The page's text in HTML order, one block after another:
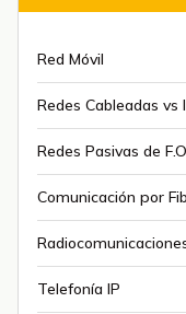
Red Móvil
Redes Cableadas vs
Redes Pasivas de F.O
Comunicación por
Telefonía IP